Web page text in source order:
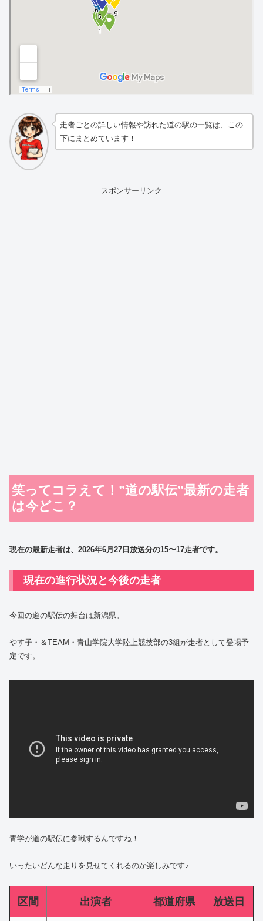
走者ごとの詳しい情報や訪れた道の駅の一覧は、この
下にまとめています！
スポンサーリンク
笑ってコラえて！”道の駅伝”最新の走者
は今どこ？
現在の最新走者は、2026年6月27日放送分の15〜17走者です。
現在の進行状況と今後の走者
今回の道の駅伝の舞台は新潟県。
やす子・＆TEAM・青山学院大学陸上競技部の3組が走者として登場予
定です。
青学が道の駅伝に参戦するんですね！
いったいどんな走りを見せてくれるのか楽しみです♪
区間 出演者 都道府県 放送日